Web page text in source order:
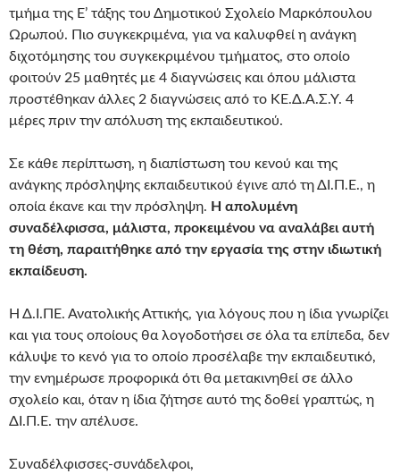
τμήμα της Ε’ τάξης του Δημοτικού Σχολείο Μαρκόπουλου
Ωρωπού. Πιο συγκεκριμένα, για να καλυφθεί η ανάγκη
διχοτόμησης του συγκεκριμένου τμήματος, στο οποίο
φοιτούν 25 μαθητές με 4 διαγνώσεις και όπου μάλιστα
προστέθηκαν άλλες 2 διαγνώσεις από το ΚΕ.Δ.Α.Σ.Υ. 4
μέρες πριν την απόλυση της εκπαιδευτικού.
Σε κάθε περίπτωση, η διαπίστωση του κενού και της
ανάγκης πρόσληψης εκπαιδευτικού έγινε από τη ΔΙ.Π.Ε., η
οποία έκανε και την πρόσληψη. Η απολυμένη
συναδέλφισσα, μάλιστα, προκειμένου να αναλάβει αυτή
τη θέση, παραιτήθηκε από την εργασία της στην ιδιωτική
εκπαίδευση.
Η Δ.Ι.ΠΕ. Ανατολικής Αττικής, για λόγους που η ίδια γνωρίζει
και για τους οποίους θα λογοδοτήσει σε όλα τα επίπεδα, δεν
κάλυψε το κενό για το οποίο προσέλαβε την εκπαιδευτικό,
την ενημέρωσε προφορικά ότι θα μετακινηθεί σε άλλο
σχολείο και, όταν η ίδια ζήτησε αυτό της δοθεί γραπτώς, η
ΔΙ.Π.Ε. την απέλυσε.
Συναδέλφισσες-συνάδελφοι,